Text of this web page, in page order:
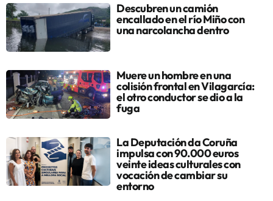
Descubren un camión
encallado en el río Miño con
una narcolancha dentro
Muere un hombre en una
colisión frontal en Vilagarcía:
el otro conductor se dio a la
fuga
La Deputación da Coruña
impulsa con 90.000 euros
veinte ideas culturales con
vocación de cambiar su
entorno